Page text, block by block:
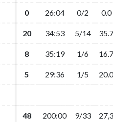
0 26:04 0/2 0.0
20 34:53 5/14 35.7
8 35:19 1/6 16.7
5 29:36 1/5 20.0
48 200:00 9/33 27,3
0 26:04 0/2 0.0
20 34:53 5/14 35.7
8 35:19 1/6 16.7
5 29:36 1/5 20.0
48 200:00 9/33 27,3